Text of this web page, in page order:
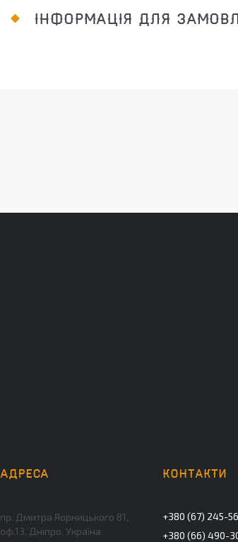
ІНФОРМАЦІЯ ДЛЯ
пр. Дмитра Яорницького 81,
оф.13, Дніпро, Україна
+380 (67) 245-
+380 (66) 490-